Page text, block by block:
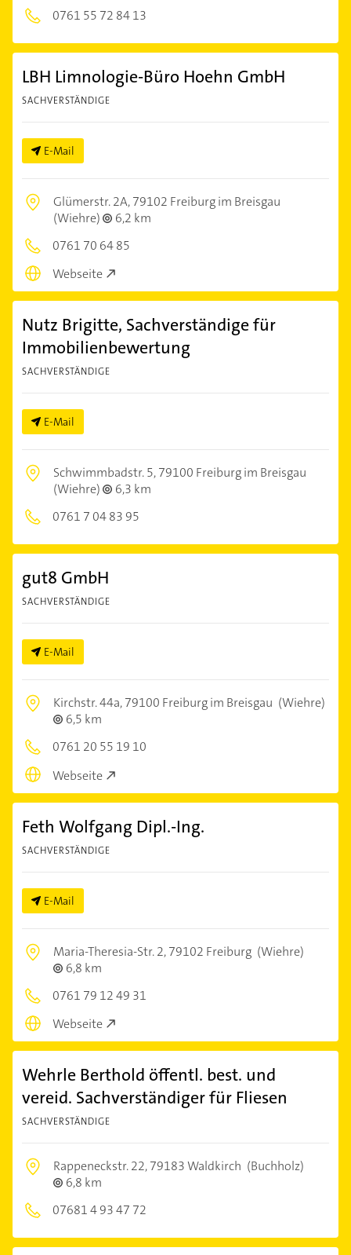
0761 55 72 84 13
LBH Limnologie-Büro Hoehn GmbH
SACHVERSTÄNDIGE
E-Mail
Glümerstr. 2A,79102 Freiburg im Breisgau
(Wiehre)
6,2 km
0761 70 64 85
Webseite
Nutz Brigitte, Sachverständige für
Immobilienbewertung
SACHVERSTÄNDIGE
E-Mail
Schwimmbadstr. 5,79100 Freiburg im Breisgau
(Wiehre)
6,3 km
0761 7 04 83 95
gut8 GmbH
SACHVERSTÄNDIGE
E-Mail
Kirchstr. 44a,79100 Freiburg im Breisgau (Wiehre)
6,5 km
0761 20 55 19 10
Webseite
Feth Wolfgang Dipl.-Ing.
SACHVERSTÄNDIGE
E-Mail
Maria-Theresia-Str. 2,79102 Freiburg (Wiehre)
6,8 km
0761 79 12 49 31
Webseite
Wehrle Berthold öffentl. best. und
vereid. Sachverständiger für Fliesen
SACHVERSTÄNDIGE
Rappeneckstr. 22,79183 Waldkirch (Buchholz)
6,8 km
07681 4 93 47 72